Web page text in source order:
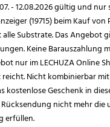
- 12.08.2026 gültig und
(19715) beim Kauf
Substrate. Das Angebot
Keine Barauszahlung
nur im LECHUZA Online
Nicht kombinierbar
kostenlose Geschenk in
nicht mehr die
erfüllen.